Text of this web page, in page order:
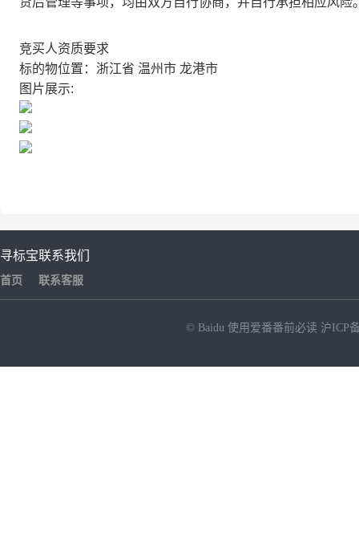
竞买人资质要求
标的物位置：浙江省 温州市 龙港市
图片展示:
寻标宝
首页
联系我们
联系客服
© Baidu 使用爱番番前必读 沪ICP